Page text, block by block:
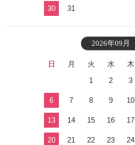
30 31
2026年09月
日 月 火 水 木
1
2 3
6 7 8 9 10
13 14 15 16 17
20 21 22 23 24